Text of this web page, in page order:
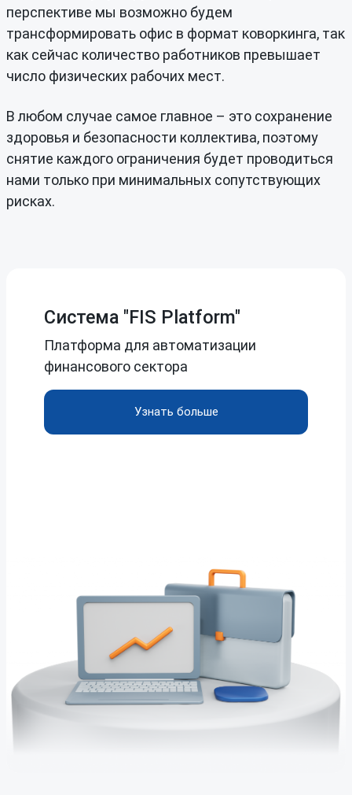
перспективе мы возможно будем
трансформировать офис в формат коворкинга, так
как сейчас количество работников превышает
число физических рабочих мест.
В любом случае самое главное – это сохранение
здоровья и безопасности коллектива, поэтому
снятие каждого ограничения будет проводиться
нами только при минимальных сопутствующих
рисках.
Система "FIS Platform"
Платформа для автоматизации
финансового сектора
Узнать больше